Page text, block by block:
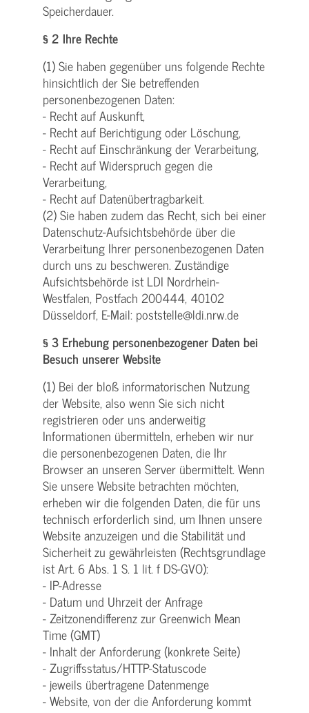
Speicherdauer.
§ 2 Ihre Rechte
(1) Sie haben gegenüber uns folgende Rechte
hinsichtlich der Sie betreffenden
personenbezogenen Daten:
- Recht auf Auskunft,
- Recht auf Berichtigung oder Löschung,
- Recht auf Einschränkung der Verarbeitung,
- Recht auf Widerspruch gegen die
Verarbeitung,
- Recht auf Datenübertragbarkeit.
(2) Sie haben zudem das Recht, sich bei einer
Datenschutz-Aufsichtsbehörde über die
Verarbeitung Ihrer personenbezogenen Daten
durch uns zu beschweren. Zuständige
Aufsichtsbehörde ist LDI Nordrhein-
Westfalen, Postfach 200444, 40102
Düsseldorf, E-Mail: poststelle@ldi.nrw.de
§ 3 Erhebung personenbezogener Daten bei
Besuch unserer Website
(1) Bei der bloß informatorischen Nutzung
der Website, also wenn Sie sich nicht
registrieren oder uns anderweitig
Informationen übermitteln, erheben wir nur
die personenbezogenen Daten, die Ihr
Browser an unseren Server übermittelt. Wenn
Sie unsere Website betrachten möchten,
erheben wir die folgenden Daten, die für uns
technisch erforderlich sind, um Ihnen unsere
Website anzuzeigen und die Stabilität und
Sicherheit zu gewährleisten (Rechtsgrundlage
ist Art. 6 Abs. 1 S. 1 lit. f DS-GVO):
- IP-Adresse
- Datum und Uhrzeit der Anfrage
- Zeitzonendifferenz zur Greenwich Mean
Time (GMT)
- Inhalt der Anforderung (konkrete Seite)
- Zugriffsstatus/HTTP-Statuscode
- jeweils übertragene Datenmenge
- Website, von der die Anforderung kommt